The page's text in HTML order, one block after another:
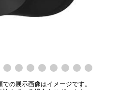
の展示画像はイメージです。